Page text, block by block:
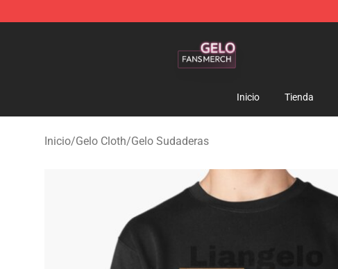
Inicio Tienda
Inicio/Gelo Cloth/Gelo Sudaderas